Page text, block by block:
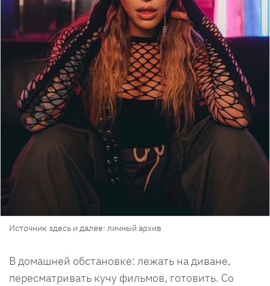
Источник здесь и далее: личный архив
В домашней обстановке: лежать на диване,
пересматривать кучу фильмов, готовить. Со